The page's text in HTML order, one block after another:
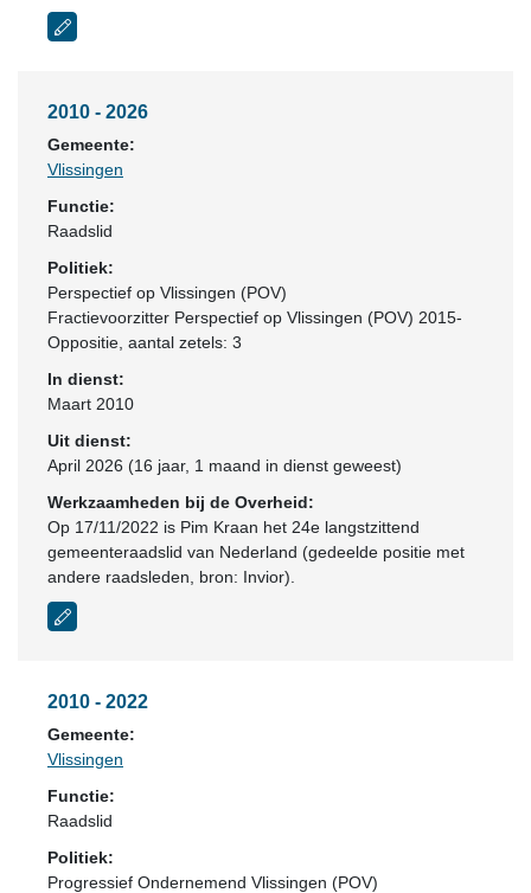
2010 - 2026
Gemeente:
Vlissingen
Functie:
Raadslid
Politiek:
Perspectief op Vlissingen (POV)
Fractievoorzitter Perspectief op Vlissingen (POV) 2015-
Oppositie , aantal zetels: 3
In dienst:
Maart 2010
Uit dienst:
April 2026 (16 jaar, 1 maand in dienst geweest)
Werkzaamheden bij de Overheid:
Op 17/11/2022 is Pim Kraan het 24e langstzittend
gemeenteraadslid van Nederland (gedeelde positie met
andere raadsleden, bron: Invior).
2010 - 2022
Gemeente:
Vlissingen
Functie:
Raadslid
Politiek:
Progressief Ondernemend Vlissingen (POV)